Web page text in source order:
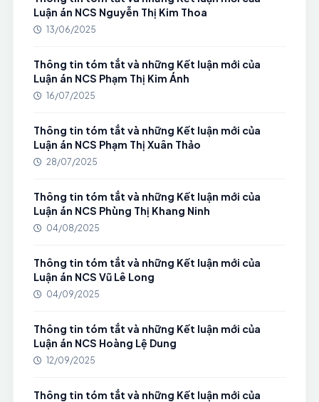
Luận án NCS Nguyễn Thị Kim Thoa
13/06/2025
Thông tin tóm tắt và những Kết luận mới của
Luận án NCS Phạm Thị Kim Ánh
16/07/2025
Thông tin tóm tắt và những Kết luận mới của
Luận án NCS Phạm Thị Xuân Thảo
28/07/2025
Thông tin tóm tắt và những Kết luận mới của
Luận án NCS Phùng Thị Khang Ninh
04/08/2025
Thông tin tóm tắt và những Kết luận mới của
Luận án NCS Vũ Lê Long
04/09/2025
Thông tin tóm tắt và những Kết luận mới của
Luận án NCS Hoàng Lệ Dung
12/09/2025
Thông tin tóm tắt và những Kết luận mới của